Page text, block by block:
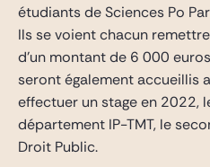
étudiants de Sciences Po
Ils se voient chacun
d’un montant de 6 000
seront également accueillis
effectuer un stage en 2022,
département IP-TMT, le
Droit Public.